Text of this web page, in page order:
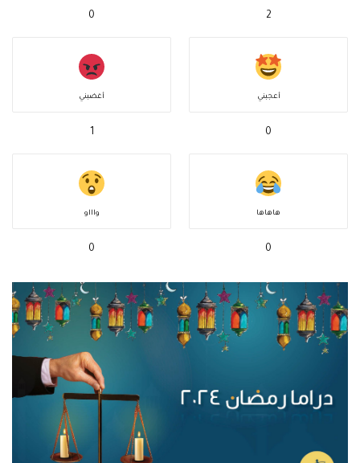
2
0
أعجبني
0
أغضبني
1
هاهاها
0
واااو
0